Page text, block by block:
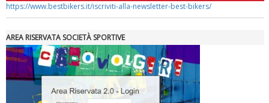
Ddl Lobby, Uisp: “Il Parlamento valorizzi le nostre specificità"
https://www.bestbikers.it/iscriviti-alla-newsletter-best-bikers/
AREA RISERVATA SOCIETÀ SPORTIVE